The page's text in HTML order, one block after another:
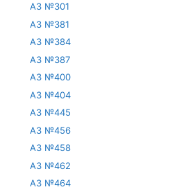
АЗ №301
АЗ №381
АЗ №384
АЗ №387
АЗ №400
АЗ №404
АЗ №445
АЗ №456
АЗ №458
АЗ №462
АЗ №464